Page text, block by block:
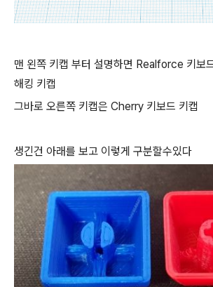
맨 왼쪽 키캡 부터 설명하면 Realforce 키보
해킹 키캡
그바로 오른쪽 키캡은 Cherry 키보드 키캡
생긴건 아래를 보고 이렇게 구분할수있다